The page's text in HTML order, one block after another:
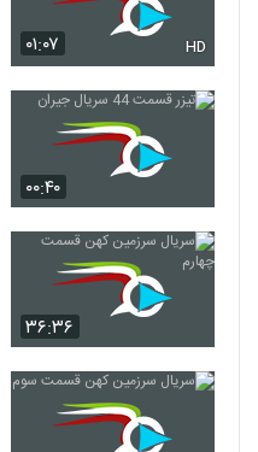
۰۱:۰۷ HD
۰۰:۴۰
۳۶:۳۶